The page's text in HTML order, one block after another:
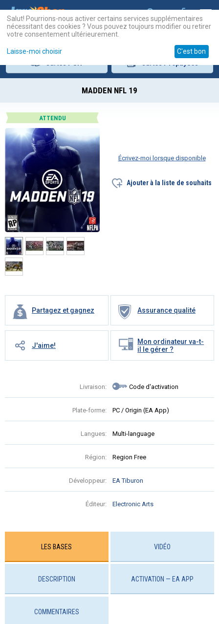
MADDEN NFL 19
ATTENDU
Partagez et gagnez Assurance qualité
J'aime!
Mon ordinateur va-t-
il le gérer ?
Livraison: Code d'activation
Plate-forme: PC / Origin (EA App)
Langues: Multi-language
Région: Region Free
Développeur: EA Tiburon
Éditeur: Electronic Arts
Écrivez-moi lorsque disponible
Ajouter à la liste de souhaits
LES BASES VIDÉO
DESCRIPTION ACTIVATION — EA APP
COMMENTAIRES
Salut! Pourrions-nous activer certains services supplémentaires
nécessitant des cookies ? Vous pouvez toujours modifier ou retirer
votre consentement ultérieurement.
Laisse-moi choisir C'est bon